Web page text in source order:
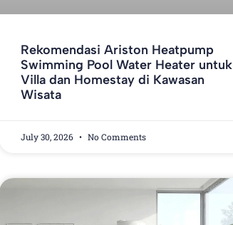
Rekomendasi Ariston Heatpump
Swimming Pool Water Heater untuk
Villa dan Homestay di Kawasan
Wisata
July 30, 2026 No Comments